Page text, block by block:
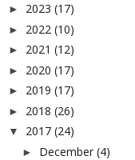
► 2023 (17)
► 2022 (10)
► 2021 (12)
► 2020 (17)
► 2019 (17)
► 2018 (26)
▼ 2017 (24)
► December (4)